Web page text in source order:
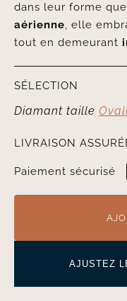
dans leur forme
aérienne, elle
tout en demeurant
SÉLECTION
Diamant taille
LIVRAISON
Paiement sécurisé
AJUSTEZ